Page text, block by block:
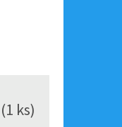
(1 ks)